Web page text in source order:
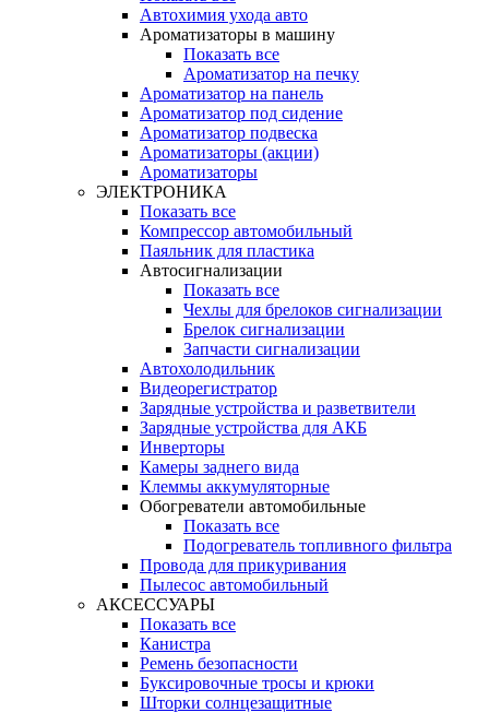
Автохимия ухода авто
Ароматизаторы в машину
Показать все
Ароматизатор на печку
Ароматизатор на панель
Ароматизатор под сидение
Ароматизатор подвеска
Ароматизаторы (акции)
Ароматизаторы
ЭЛЕКТРОНИКА
Показать все
Компрессор автомобильный
Паяльник для пластика
Автосигнализации
Показать все
Чехлы для брелоков сигнализации
Брелок сигнализации
Запчасти сигнализации
Автохолодильник
Видеорегистратор
Зарядные устройства и разветвители
Зарядные устройства для АКБ
Инверторы
Камеры заднего вида
Клеммы аккумуляторные
Обогреватели автомобильные
Показать все
Подогреватель топливного фильтра
Провода для прикуривания
Пылесос автомобильный
АКСЕССУАРЫ
Показать все
Канистра
Ремень безопасности
Буксировочные тросы и крюки
Шторки солнцезащитные